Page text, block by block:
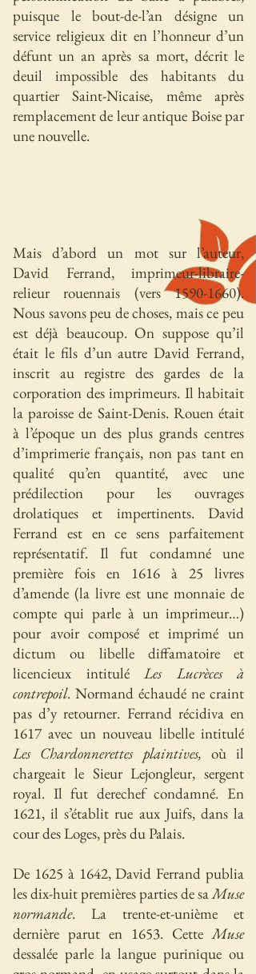
puisque le bout-de-l’an désigne un
service religieux dit en l’honneur d’un
défunt un an après sa mort, décrit le
deuil impossible des habitants du
quartier Saint-Nicaise, même après
remplacement de leur antique Boise par
une nouvelle.
Mais d’abord un mot sur l’auteur,
David Ferrand, imprimeur-libraire-
relieur rouennais (vers1590-1660).
Nous savons peu de choses, mais ce peu
est déjà beaucoup. On suppose qu’il
était le fils d’un autre David Ferrand,
inscrit au registre des gardes de la
corporation des imprimeurs. Il habitait
la paroisse de Saint-Denis. Rouen était
à l’époque un des plus grands centres
d’imprimerie français, non pas tant en
qualité qu’en quantité, avec une
prédilection pour les ouvrages
drolatiques et impertinents. David
Ferrand est en ce sens parfaitement
représentatif. Il fut condamné une
première fois en 1616 à 25 livres
d’amende (la livre est une monnaie de
compte qui parle à un imprimeur…)
pour avoir composé et imprimé un
dictum ou libelle diffamatoire et
licencieux intitulé Les Lucrèces à
contrepoil. Normand échaudé ne craint
pas d’y retourner. Ferrand récidiva en
1617 avec un nouveau libelle intitulé
Les Chardonnerettes plaintives, où il
chargeait le Sieur Lejongleur, sergent
royal. Il fut derechef condamné. En
1621, il s’établit rue aux Juifs, dans la
cour des Loges, près du Palais.
De 1625 à 1642, David Ferrand publia
les dix-huit premières parties de saMuse
normande. La trente-et-unième et
dernière parut en 1653. CetteMuse
dessalée parle la langue purinique ou